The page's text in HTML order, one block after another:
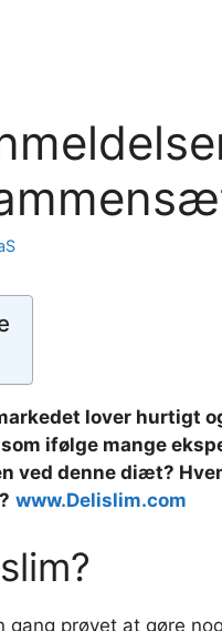
lover hurtigt
ifølge mange
ved denne diæt?
www.Delislim.com
gang prøvet at gøre